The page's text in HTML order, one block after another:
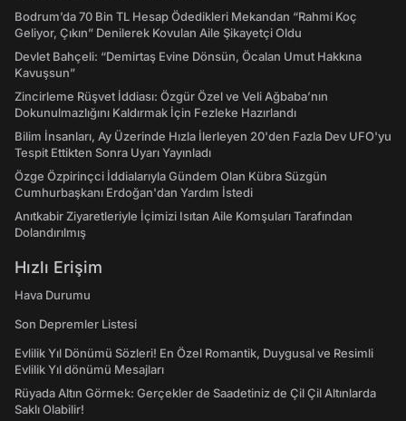
Bodrum’da 70 Bin TL Hesap Ödedikleri Mekandan “Rahmi Koç
Geliyor, Çıkın” Denilerek Kovulan Aile Şikayetçi Oldu
Devlet Bahçeli: “Demirtaş Evine Dönsün, Öcalan Umut Hakkına
Kavuşsun”
Zincirleme Rüşvet İddiası: Özgür Özel ve Veli Ağbaba’nın
Dokunulmazlığını Kaldırmak İçin Fezleke Hazırlandı
Bilim İnsanları, Ay Üzerinde Hızla İlerleyen 20'den Fazla Dev UFO'yu
Tespit Ettikten Sonra Uyarı Yayınladı
Özge Özpirinçci İddialarıyla Gündem Olan Kübra Süzgün
Cumhurbaşkanı Erdoğan'dan Yardım İstedi
Anıtkabir Ziyaretleriyle İçimizi Isıtan Aile Komşuları Tarafından
Dolandırılmış
Hızlı Erişim
Hava Durumu
Son Depremler Listesi
Evlilik Yıl Dönümü Sözleri! En Özel Romantik, Duygusal ve Resimli
Evlilik Yıl dönümü Mesajları
Rüyada Altın Görmek: Gerçekler de Saadetiniz de Çil Çil Altınlarda
Saklı Olabilir!